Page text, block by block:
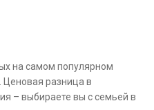
на самом популярном
разница в
– выбираете вы с семьей в